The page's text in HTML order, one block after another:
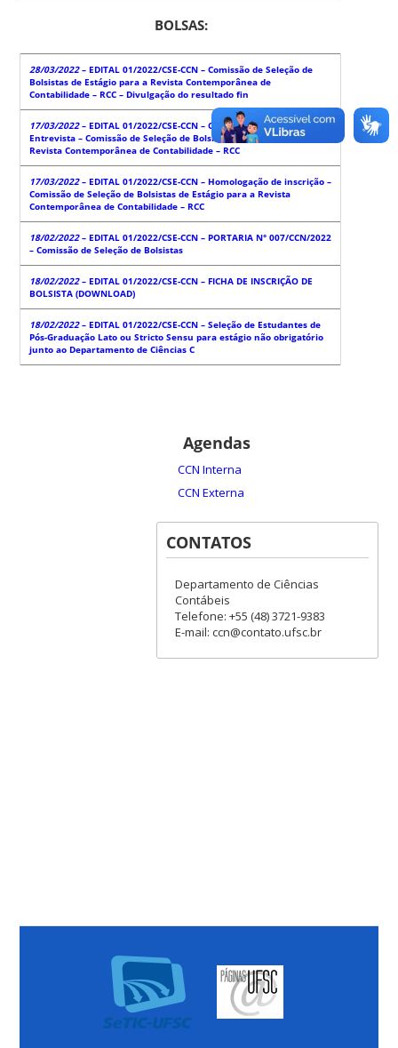
BOLSAS:
28/03/2022– EDITAL 01/2022/CSE-CCN – Comissão de Seleção de
Bolsistas de Estágio para a Revista Contemporânea de
Contabilidade – RCC – Divulgação do resultado fin
17/03/2022– EDITAL 01/2022/CSE-CCN – Convocação para
Entrevista – Comissão de Seleção de Bolsistas de Estágio para a
Revista Contemporânea de Contabilidade – RCC
17/03/2022– EDITAL 01/2022/CSE-CCN – Homologação de inscrição –
Comissão de Seleção de Bolsistas de Estágio para a Revista
Contemporânea de Contabilidade – RCC
18/02/2022– EDITAL 01/2022/CSE-CCN – PORTARIA N° 007/CCN/2022
– Comissão de Seleção de Bolsistas
18/02/2022– EDITAL 01/2022/CSE-CCN – FICHA DE INSCRIÇÃO DE
BOLSISTA (DOWNLOAD)
18/02/2022– EDITAL 01/2022/CSE-CCN – Seleção de Estudantes de
Pós-Graduação Lato ou Stricto Sensu para estágio não obrigatório
junto ao Departamento de Ciências C
Agendas
CCN Interna
CCN Externa
CONTATOS
Departamento de Ciências
Contábeis
Telefone: +55 (48) 3721-9383
E-mail: ccn@contato.ufsc.br